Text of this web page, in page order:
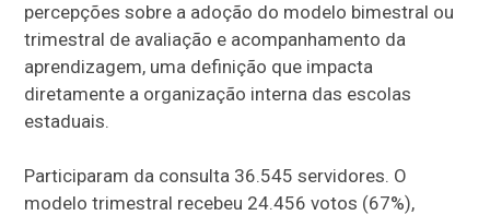
percepções sobre a adoção do modelo bimestral ou
trimestral de avaliação e acompanhamento da
aprendizagem, uma definição que impacta
diretamente a organização interna das escolas
estaduais.
Participaram da consulta 36.545 servidores. O
modelo trimestral recebeu 24.456 votos (67%),